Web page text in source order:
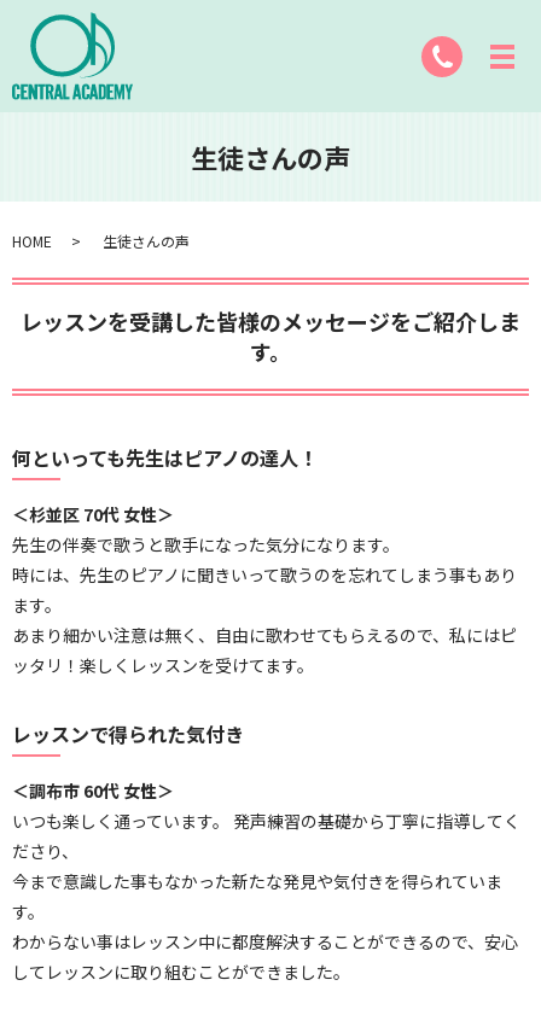
生徒さんの声
HOME 生徒さんの声
レッスンを受講した皆様のメッセージをご紹介しま
す。
何といっても先生はピアノの達人！
＜杉並区 70代 女性＞
先生の伴奏で歌うと歌手になった気分になります。
時には、先生のピアノに聞きいって歌うのを忘れてしまう事もあり
ます。
あまり細かい注意は無く、自由に歌わせてもらえるので、私にはピ
ッタリ！楽しくレッスンを受けてます。
レッスンで得られた気付き
＜調布市 60代 女性＞
いつも楽しく通っています。 発声練習の基礎から丁寧に指導してく
ださり、
今まで意識した事もなかった新たな発見や気付きを得られていま
す。
わからない事はレッスン中に都度解決することができるので、安心
してレッスンに取り組むことができました。